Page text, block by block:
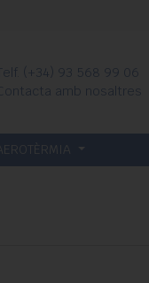
Telf. (+34) 93 568 99 06
amb nosaltres